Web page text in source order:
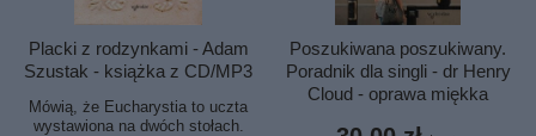
Placki z rodzynkami - Adam
Szustak - książka z CD/MP3
Mówią, że Eucharystia to uczta
wystawiona na dwóch stołach.
Poszukiwana poszukiwany.
Poradnik dla singli - dr Henry
Cloud - oprawa miękka